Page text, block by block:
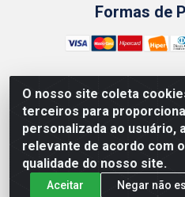
O nosso site coleta
terceiros para
personalizada ao usuário,
relevante de acordo com
qualidade do nosso site.
Aceitar Negar não
Formas de
NUTRY MAX COMÉRCIO DE
LTDA - RUA DO FEIJÃO,
CNPJ: